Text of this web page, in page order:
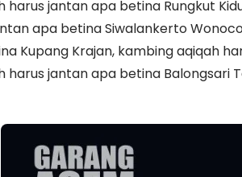
harus jantan apa betina Rungkut
apa betina Siwalankerto
Kupang Krajan, kambing aqiqah
harus jantan apa betina Balongsari